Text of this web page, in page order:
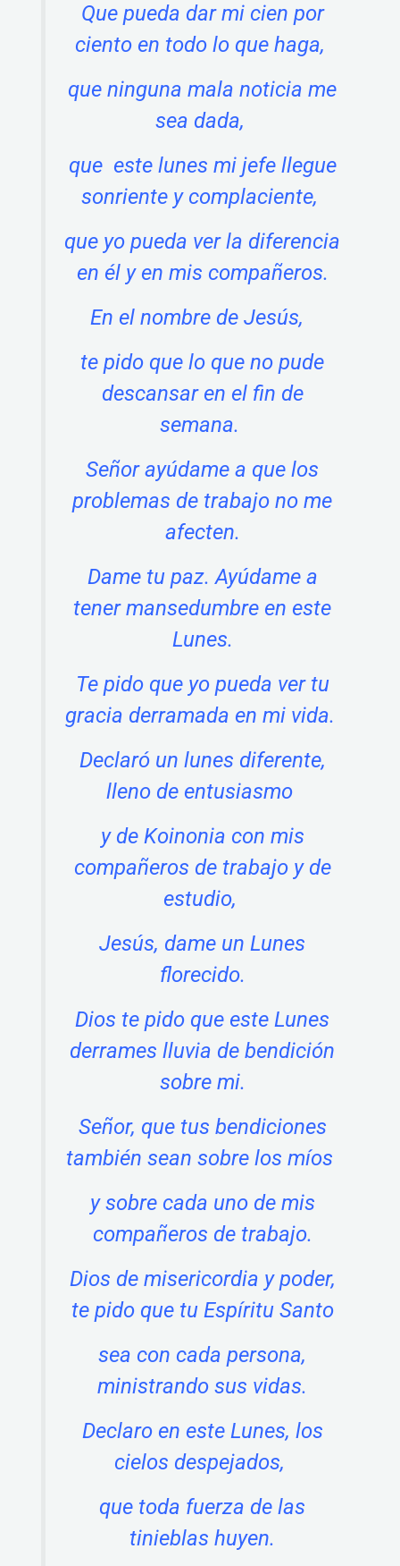
Que pueda dar mi cien por
ciento en todo lo que haga,
que ninguna mala noticia me
sea dada,
que este lunes mi jefe llegue
sonriente y complaciente,
que yo pueda ver la diferencia
en él y en mis compañeros.
En el nombre de Jesús,
te pido que lo que no pude
descansar en el fin de
semana.
Señor ayúdame a que los
problemas de trabajo no me
afecten.
Dame tu paz. Ayúdame a
tener mansedumbre en este
Lunes.
Te pido que yo pueda ver tu
gracia derramada en mi vida.
Declaró un lunes diferente,
lleno de entusiasmo
y de Koinonia con mis
compañeros de trabajo y de
estudio,
Jesús, dame un Lunes
florecido.
Dios te pido que este Lunes
derrames lluvia de bendición
sobre mi.
Señor, que tus bendiciones
también sean sobre los míos
y sobre cada uno de mis
compañeros de trabajo.
Dios de misericordia y poder,
te pido que tu Espíritu Santo
sea con cada persona,
ministrando sus vidas.
Declaro en este Lunes, los
cielos despejados,
que toda fuerza de las
tinieblas huyen.